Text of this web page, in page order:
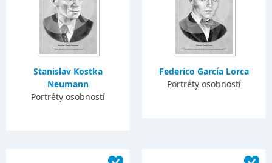
Stanislav Kostka
Neumann
Portréty osobností
Federico García Lorca
Portréty osobností